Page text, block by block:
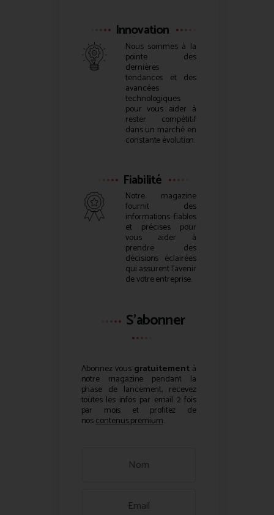
Innovation
Nous sommes à la
pointe des
dernières
tendances et des
avancées
technologiques
pour vous aider à
rester compétitif
dans un marché en
constante évolution.
Fiabilité
Notre magazine
fournit des
informations fiables
et précises pour
vous aider à
prendre des
décisions éclairées
qui assurent l’avenir
de votre entreprise.
S'abonner
Abonnez vous gratuitementà
notre magazine pendant la
phase de lancement, recevez
toutes les infos par email 2 fois
par mois et profitez de
noscontenus premium.